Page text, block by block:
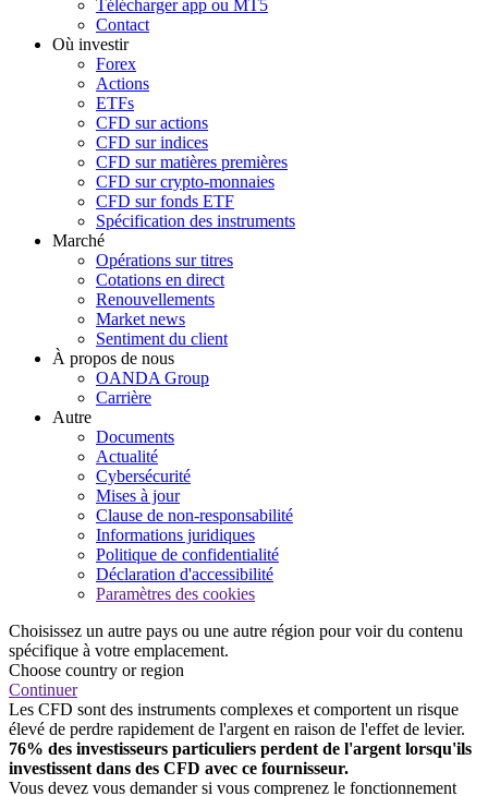
Télécharger app ou MT5
Contact
Où investir
Forex
Actions
ETFs
CFD sur actions
CFD sur indices
CFD sur matières premières
CFD sur crypto-monnaies
CFD sur fonds ETF
Spécification des instruments
Marché
Opérations sur titres
Cotations en direct
Renouvellements
Market news
Sentiment du client
À propos de nous
OANDA Group
Carrière
Autre
Documents
Actualité
Cybersécurité
Mises à jour
Clause de non-responsabilité
Informations juridiques
Politique de confidentialité
Déclaration d'accessibilité
Paramètres des cookies
Choisissez un autre pays ou une autre région pour voir du contenu
spécifique à votre emplacement.
Choose country or region
Continuer
Les CFD sont des instruments complexes et comportent un risque
élevé de perdre rapidement de l'argent en raison de l'effet de levier.
76% des investisseurs particuliers perdent de l'argent lorsqu'ils
investissent dans des CFD avec ce fournisseur.
Vous devez vous demander si vous comprenez le fonctionnement